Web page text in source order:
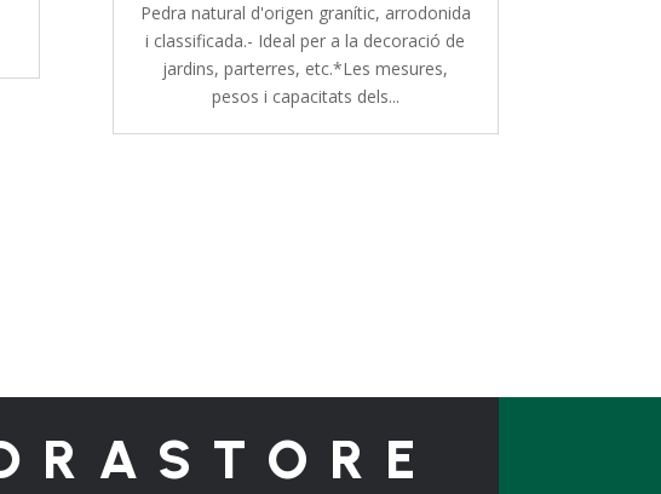
Pedra natural d'origen granític, arrodonida
i classificada.- Ideal per a la decoració de
jardins, parterres, etc.*Les mesures,
pesos i capacitats dels...